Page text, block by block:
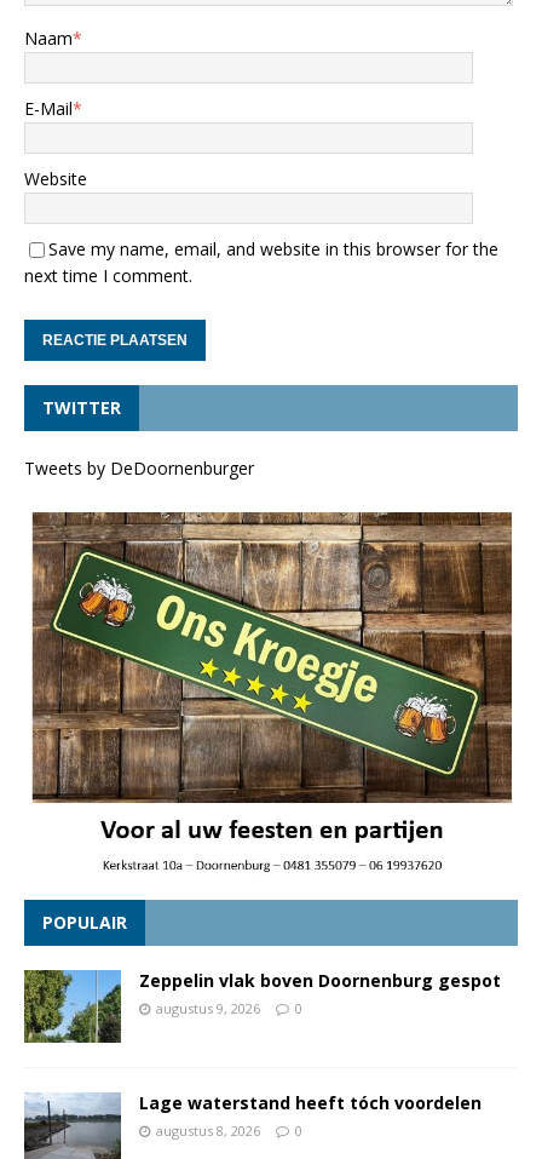
Naam*
E-Mail*
Website
Save my name, email, and website in this browser for the
next time I comment.
TWITTER
Tweets by DeDoornenburger
POPULAIR
Zeppelin vlak boven Doornenburg gespot
augustus 9, 2026 0
Lage waterstand heeft tóch voordelen
augustus 8, 2026 0